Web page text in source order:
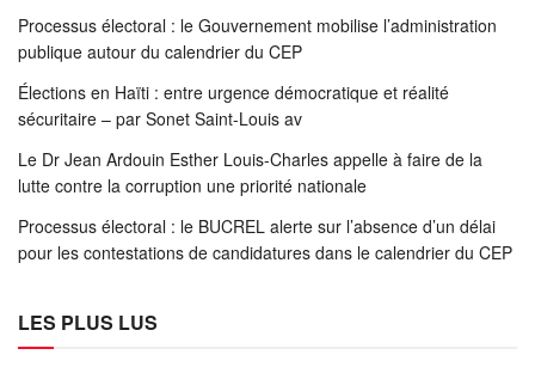
Processus électoral : le Gouvernement mobilise l’administration
publique autour du calendrier du CEP
Élections en Haïti : entre urgence démocratique et réalité
sécuritaire – par Sonet Saint-Louis av
Le Dr Jean Ardouin Esther Louis-Charles appelle à faire de la
lutte contre la corruption une priorité nationale
Processus électoral : le BUCREL alerte sur l’absence d’un délai
pour les contestations de candidatures dans le calendrier du CEP
LES PLUS LUS